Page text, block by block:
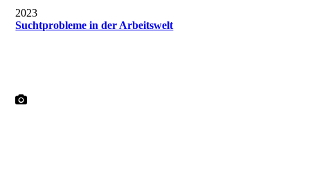
2023
Suchtprobleme in der Arbeitswelt